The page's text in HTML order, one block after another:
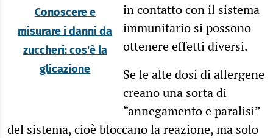
Conoscere e
misurare i danni da
zuccheri: cos'è la
glicazione
in contatto con il sistema
immunitario si possono
ottenere effetti diversi.
Se le alte dosi di allergene
creano una sorta di
“annegamento e paralisi”
del sistema, cioè bloccano la reazione, ma solo